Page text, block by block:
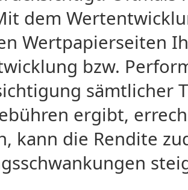
dem
Wertpapierseiten
bzw.
sämtlicher
ergibt,
kann die Rendite